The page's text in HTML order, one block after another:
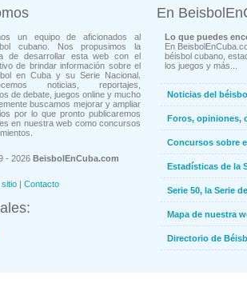
un equipo de aficionados al
cubano. Nos propusimos la
de desarrollar esta web con el
de brindar información sobre el
en Cuba y su Serie Nacional.
noticias, reportajes,
de debate, juegos online y mucho
buscamos mejorar y ampliar
por lo que pronto publicaremos
en nuestra web como concursos
- 2026 BeisbolEnCuba.com
sitio | Contacto
En
Lo que puedes
En
béisbol cubano,
los juegos y más...
Noticias del
Foros, opiniones,
Concursos sobre
Estadísticas de la
Serie 50, la Serie
Mapa de nuestra
Directorio de